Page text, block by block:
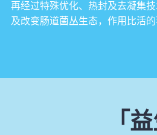
再经过特殊优化、热封及去凝集
及改变肠道菌丛生态，作用比活
「